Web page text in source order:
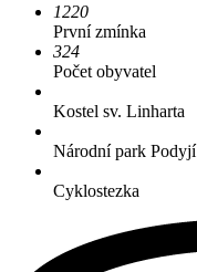
1220
První zmínka
324
Počet obyvatel
Kostel sv. Linharta
Národní park Podyjí
Cyklostezka